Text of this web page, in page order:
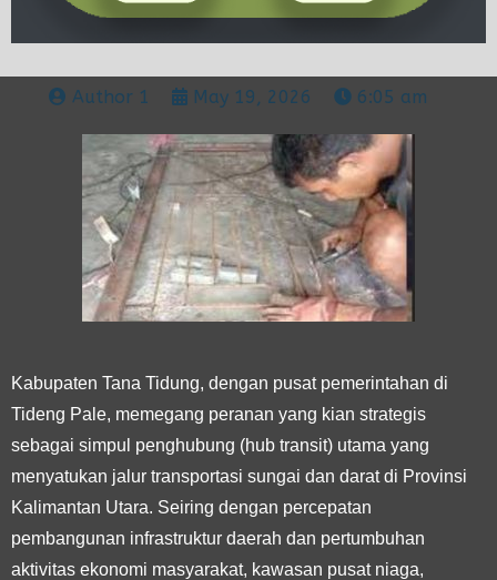
Author 1 May 19, 2026 6:05 am
Kabupaten Tana Tidung, dengan pusat pemerintahan di
Tideng Pale, memegang peranan yang kian strategis
sebagai simpul penghubung (hub transit) utama yang
menyatukan jalur transportasi sungai dan darat di Provinsi
Kalimantan Utara. Seiring dengan percepatan
pembangunan infrastruktur daerah dan pertumbuhan
aktivitas ekonomi masyarakat, kawasan pusat niaga,